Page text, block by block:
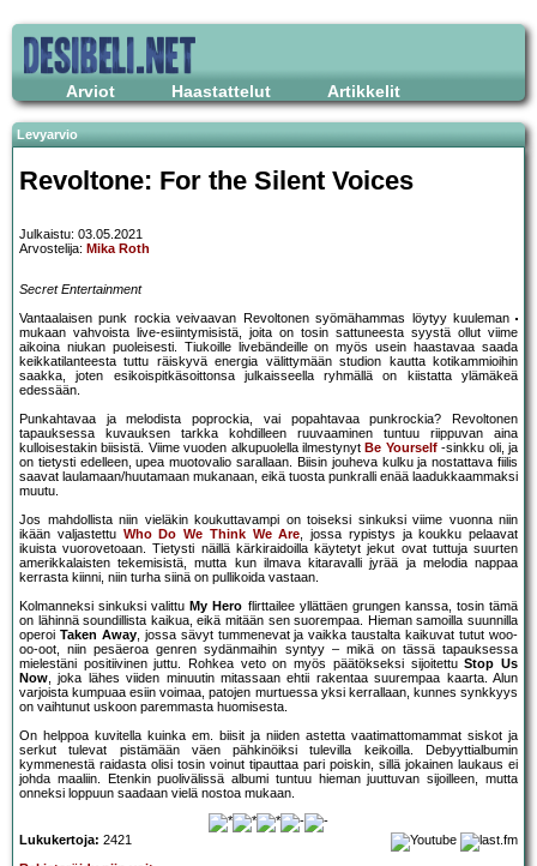
Arviot Haastattelut Artikkelit
Levyarvio
Revoltone: For the Silent Voices
Julkaistu: 03.05.2021
Arvostelija: Mika Roth
Secret Entertainment
Vantaalaisen punk rockia veivaavan Revoltonen syömähammas löytyy kuuleman
mukaan vahvoista live-esiintymisistä, joita on tosin sattuneesta syystä ollut viime
aikoina niukan puoleisesti. Tiukoille livebändeille on myös usein haastavaa saada
keikkatilanteesta tuttu räiskyvä energia välittymään studion kautta kotikammioihin
saakka, joten esikoispitkäsoittonsa julkaisseella ryhmällä on kiistatta ylämäkeä
edessään.
Punkahtavaa ja melodista poprockia, vai popahtavaa punkrockia? Revoltonen
tapauksessa kuvauksen tarkka kohdilleen ruuvaaminen tuntuu riippuvan aina
kulloisestakin biisistä. Viime vuoden alkupuolella ilmestynyt Be Yourself-sinkku oli, ja
on tietysti edelleen, upea muotovalio sarallaan. Biisin jouheva kulku ja nostattava fiilis
saavat laulamaan/huutamaan mukanaan, eikä tuosta punkralli enää laadukkaammaksi
muutu.
Jos mahdollista niin vieläkin koukuttavampi on toiseksi sinkuksi viime vuonna niin
ikään valjastettu Who Do We Think We Are, jossa rypistys ja koukku pelaavat
ikuista vuorovetoaan. Tietysti näillä kärkiraidoilla käytetyt jekut ovat tuttuja suurten
amerikkalaisten tekemisistä, mutta kun ilmava kitaravalli jyrää ja melodia nappaa
kerrasta kiinni, niin turha siinä on pullikoida vastaan.
Kolmanneksi sinkuksi valittu My Hero flirttailee yllättäen grungen kanssa, tosin tämä
on lähinnä soundillista kaikua, eikä mitään sen suorempaa. Hieman samoilla suunnilla
operoi Taken Away, jossa sävyt tummenevat ja vaikka taustalta kaikuvat tutut woo-
oo-oot, niin pesäeroa genren sydänmaihin syntyy – mikä on tässä tapauksessa
mielestäni positiivinen juttu. Rohkea veto on myös päätökseksi sijoitettuStop Us
Now, joka lähes viiden minuutin mitassaan ehtii rakentaa suurempaa kaarta. Alun
varjoista kumpuaa esiin voimaa, patojen murtuessa yksi kerrallaan, kunnes synkkyys
on vaihtunut uskoon paremmasta huomisesta.
On helppoa kuvitella kuinka em. biisit ja niiden astetta vaatimattomammat siskot ja
serkut tulevat pistämään väen pähkinöiksi tulevilla keikoilla. Debyyttialbumin
kymmenestä raidasta olisi tosin voinut tipauttaa pari poiskin, sillä jokainen laukaus ei
johda maaliin. Etenkin puolivälissä albumi tuntuu hieman juuttuvan sijoilleen, mutta
onneksi loppuun saadaan vielä nostoa mukaan.
Lukukertoja: 2421